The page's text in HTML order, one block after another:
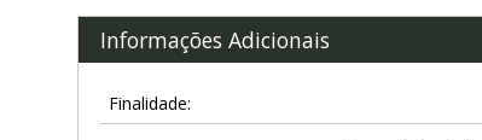
Informações Adicionais
Finalidade: